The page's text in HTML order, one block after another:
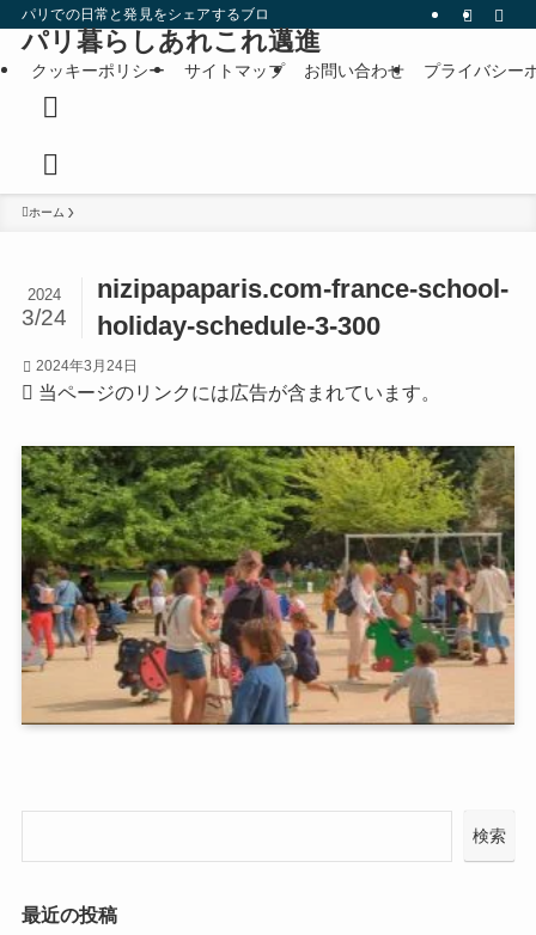
パリでの日常と発見をシェアするブログです。
パリ暮らしあれこれ邁進
クッキーポリシー サイトマップ お問い合わせ プライバシー
ホーム
nizipapaparis.com-france-school-
holiday-schedule-3-300
2024
3/24
2024年3月24日
当ページのリンクには広告が含まれています。
検索
最近の投稿